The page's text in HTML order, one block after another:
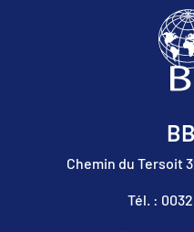
Chemin du Tersoit
Tél. :